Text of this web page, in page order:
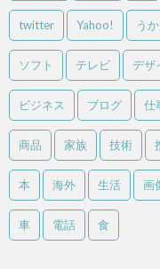
twitter Yahoo! う
ソフト テレビ デザ
ビジネス ブログ 仕
商品 家族 技術
本 海外 生活 画
車 電話 食